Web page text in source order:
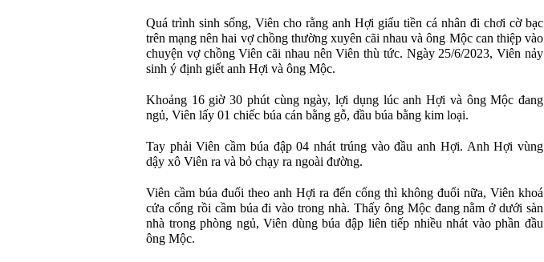
Quá trình sinh sống, Viên cho rằng anh Hợi giấu tiền cá nhân đi chơi cờ bạc
trên mạng nên hai vợ chồng thường xuyên cãi nhau và ông Mộc can thiệp vào
chuyện vợ chồng Viên cãi nhau nên Viên thù tức. Ngày 25/6/2023, Viên nảy
sinh ý định giết anh Hợi và ông Mộc.
Khoảng 16 giờ 30 phút cùng ngày, lợi dụng lúc anh Hợi và ông Mộc đang
ngủ, Viên lấy 01 chiếc búa cán bằng gỗ, đầu búa bằng kim loại.
Tay phải Viên cầm búa đập 04 nhát trúng vào đầu anh Hợi. Anh Hợi vùng
dậy xô Viên ra và bỏ chạy ra ngoài đường.
Viên cầm búa đuổi theo anh Hợi ra đến cổng thì không đuổi nữa, Viên khoá
cửa cổng rồi cầm búa đi vào trong nhà. Thấy ông Mộc đang nằm ở dưới sàn
nhà trong phòng ngủ, Viên dùng búa đập liên tiếp nhiều nhát vào phần đầu
ông Mộc.